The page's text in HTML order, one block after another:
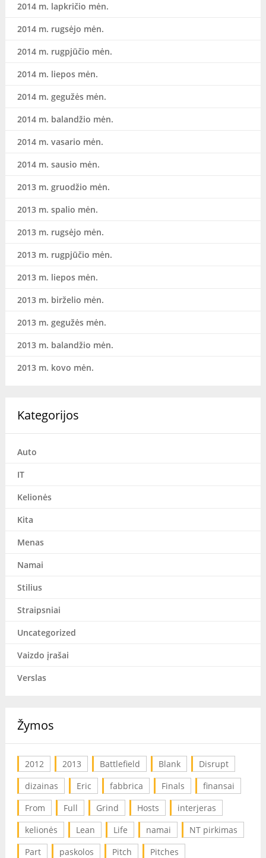
2014 m. lapkričio mėn.
2014 m. rugsėjo mėn.
2014 m. rugpjūčio mėn.
2014 m. liepos mėn.
2014 m. gegužės mėn.
2014 m. balandžio mėn.
2014 m. vasario mėn.
2014 m. sausio mėn.
2013 m. gruodžio mėn.
2013 m. spalio mėn.
2013 m. rugsėjo mėn.
2013 m. rugpjūčio mėn.
2013 m. liepos mėn.
2013 m. birželio mėn.
2013 m. gegužės mėn.
2013 m. balandžio mėn.
2013 m. kovo mėn.
Kategorijos
Auto
IT
Kelionės
Kita
Menas
Namai
Stilius
Straipsniai
Uncategorized
Vaizdo įrašai
Verslas
Žymos
2012 2013 Battlefield Blank
Disrupt
dizainas
Eric fabbrica Finals
finansai
From
Full Grind Hosts
interjeras
kelionės
Lean Life namai
NT pirkimas
Part
paskolos Pitch Pitches